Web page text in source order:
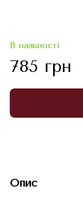
В наявності
785 грн
Опис